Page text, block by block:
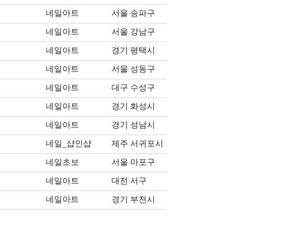
네일아트
서울 송파구
네일아트
서울 강남구
네일아트
경기 평택시
네일아트
서울 성동구
네일아트
대구 수성구
네일아트
경기 화성시
네일아트
경기 성남시
네일_샵인샵
제주 서귀포시
네일초보
서울 마포구
네일아트
대전 서구
네일아트 경기 부천시